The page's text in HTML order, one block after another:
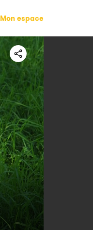
Mon espace